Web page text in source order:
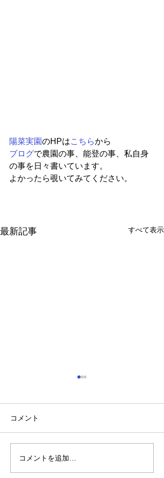
陽菜実園のHPはこちらから
ブログで農園の事、能登の事、私自身
の事を日々書いています。
よかったら覗いてみてください。
最新記事 すべて表示
陽菜実園の2024年
コメント
コメントを追加…